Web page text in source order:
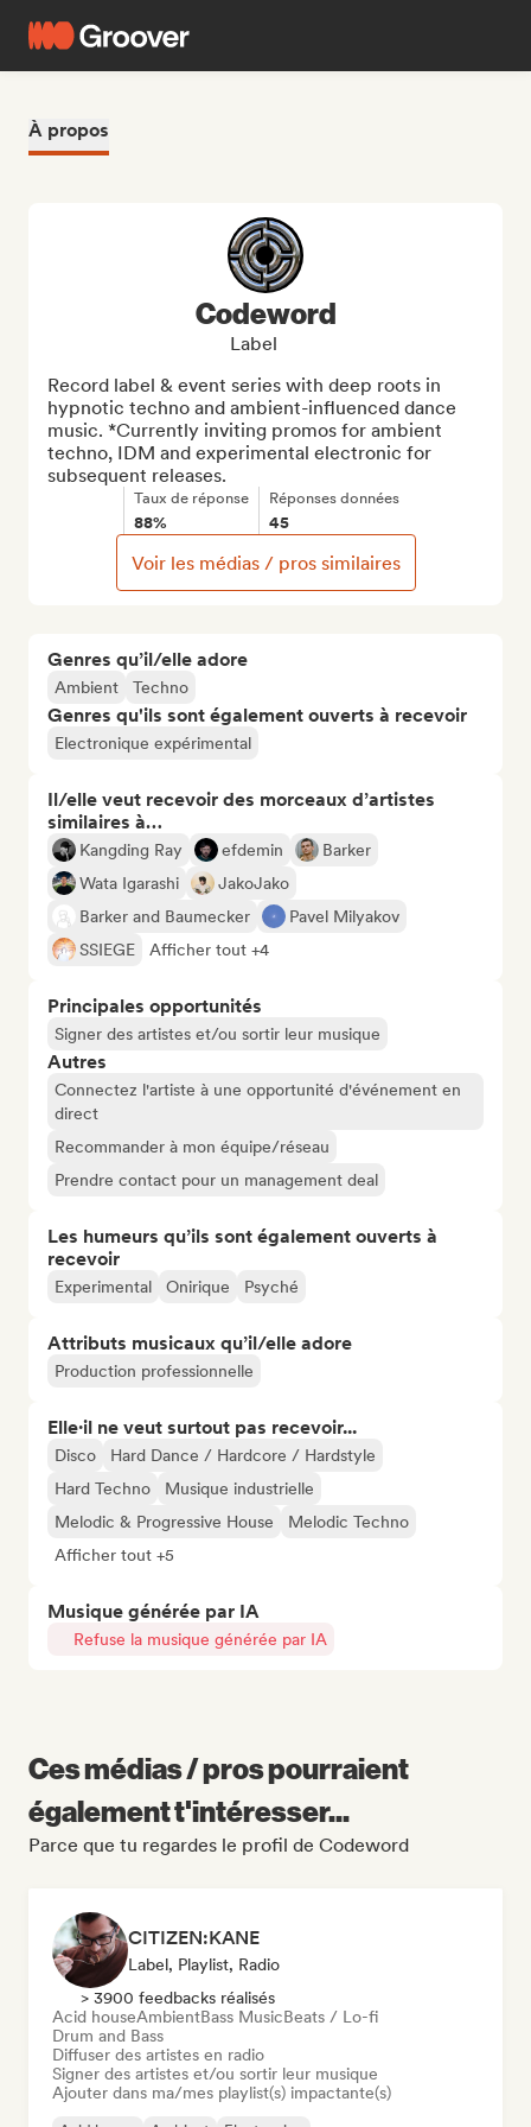
À propos
Genres qu’il/elle adore
Ambient Techno
Genres qu'ils sont également ouverts à recevoir
Electronique expérimental
Il/elle veut recevoir des morceaux d’artistes
similaires à…
Kangding Ray efdemin
Barker
Wata Igarashi
JakoJako
Barker and Baumecker
Pavel Milyakov
SSIEGE
Afficher tout +4
Principales opportunités
Signer des artistes et/ou sortir leur musique
Autres
Connectez l'artiste à une opportunité d'événement en
direct
Recommander à mon équipe/réseau
Prendre contact pour un management deal
Les humeurs qu’ils sont également ouverts à
recevoir
Experimental Onirique Psyché
Attributs musicaux qu’il/elle adore
Production professionnelle
Elle·il ne veut surtout pas recevoir...
Disco
Hard Dance / Hardcore / Hardstyle
Hard Techno
Musique industrielle
Melodic & Progressive House
Melodic Techno
Afficher tout +5
Musique générée par IA
Refuse la musique générée par IA
Codeword
Label
Record label & event series with deep roots in
hypnotic techno and ambient-influenced dance
music. *Currently inviting promos for ambient
techno, IDM and experimental electronic for
subsequent releases.
Taux de réponse
88%
Réponses données
45
Voir les médias / pros similaires
Ces médias / pros pourraient
également t'intéresser...
Parce que tu regardes le profil de Codeword
CITIZEN:KANE
Label, Playlist, Radio
> 3900 feedbacks réalisés
Acid houseAmbientBass MusicBeats / Lo-fi
Drum and Bass
Diffuser des artistes en radio
Signer des artistes et/ou sortir leur musique
Ajouter dans ma/mes playlist(s) impactante(s)